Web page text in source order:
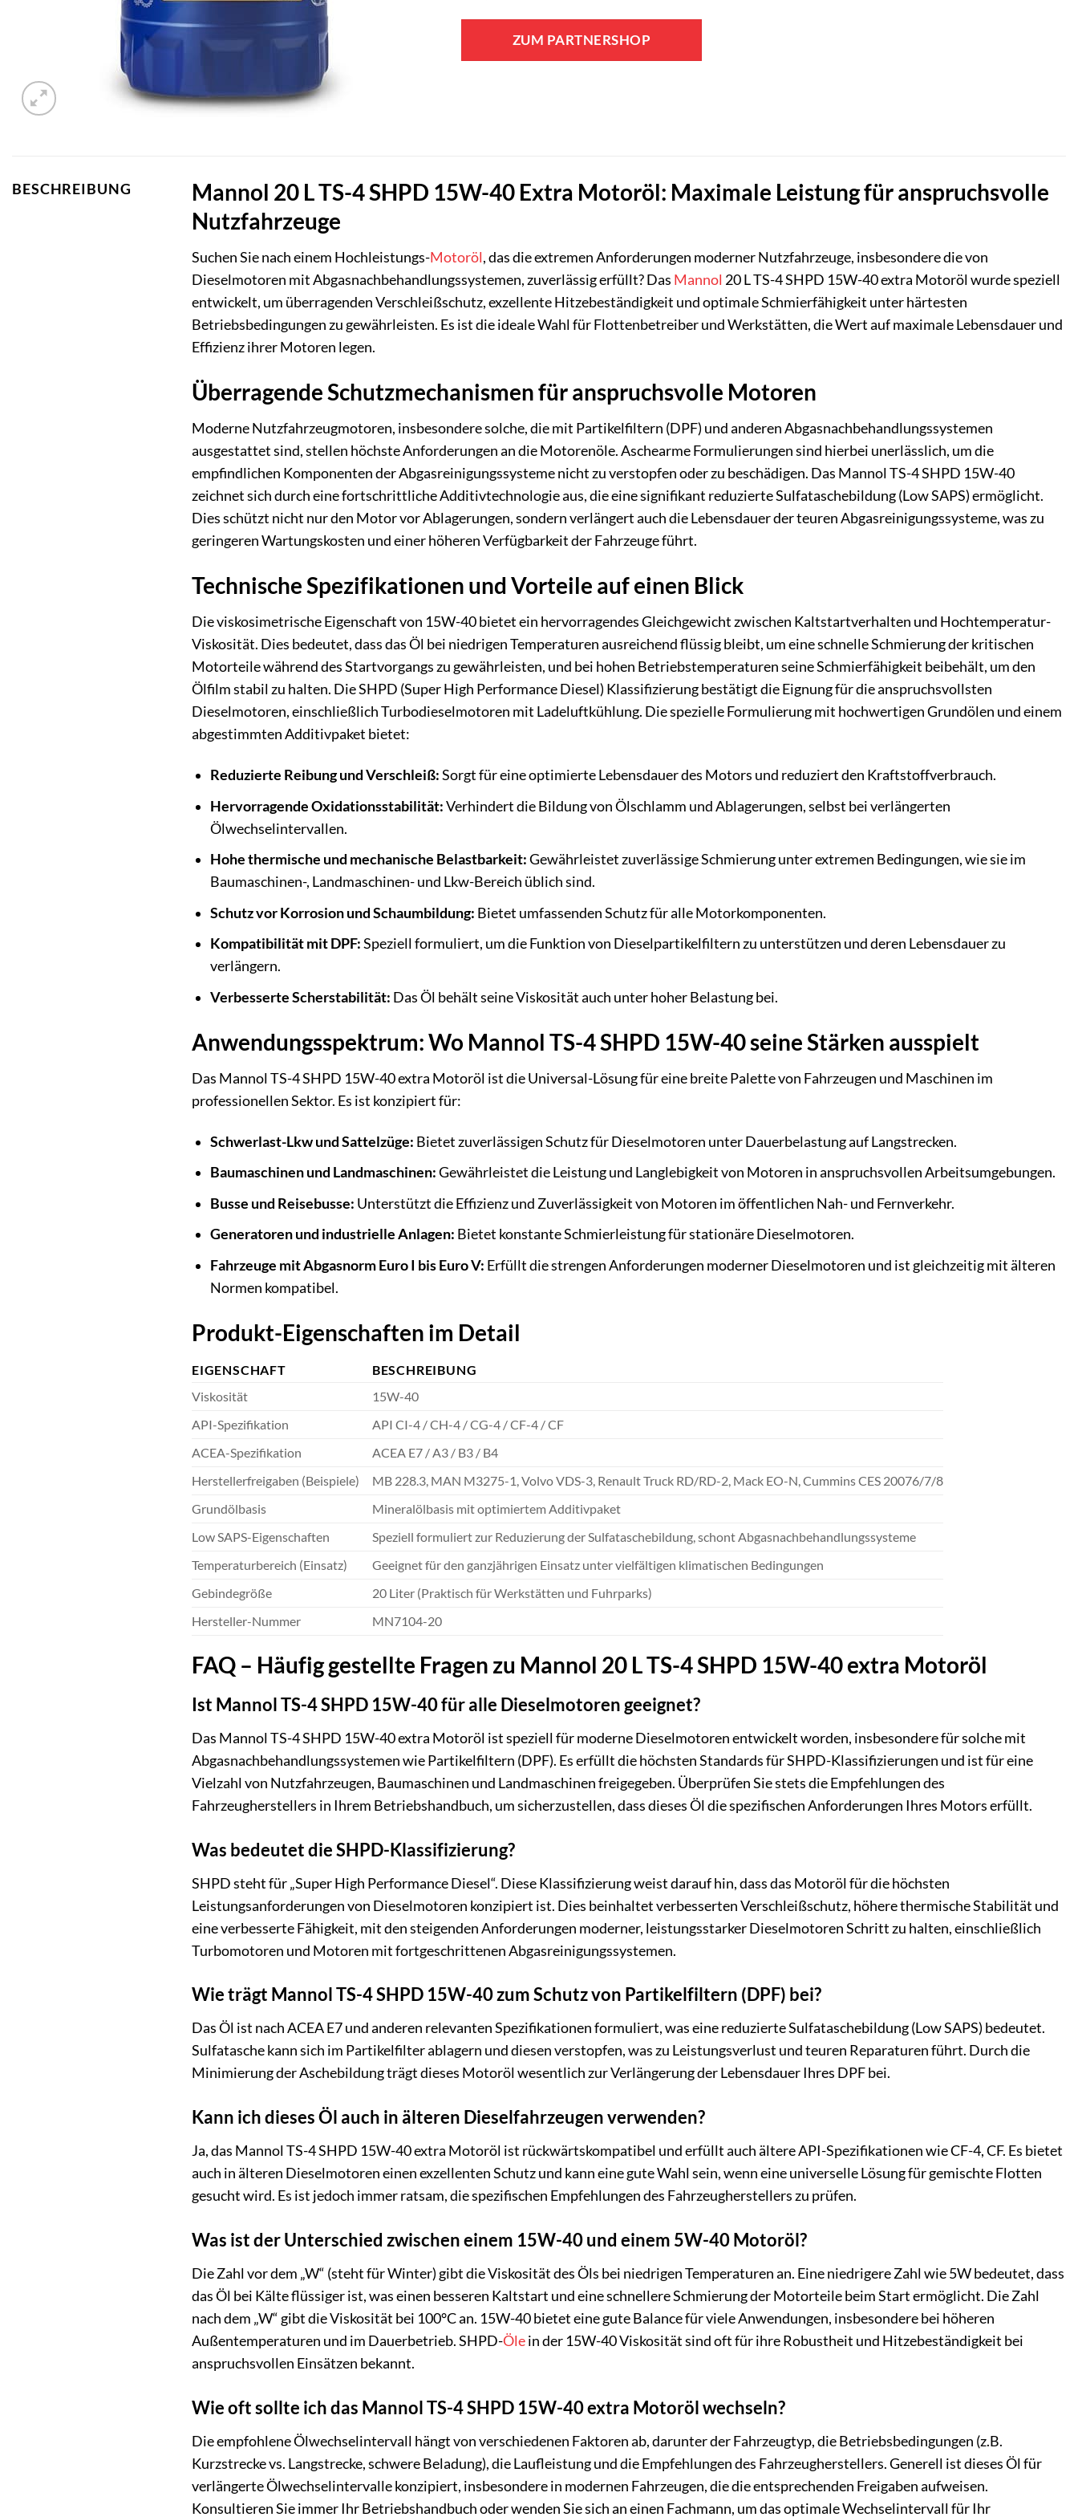
ZUM PARTNERSHOP
BESCHREIBUNG
Mannol 20 L TS-4 SHPD 15W-40 Extra Motoröl: Maximale Leistung für anspruchsvolle
Nutzfahrzeuge
Suchen Sie nach einem Hochleistungs-Motoröl, das die extremen Anforderungen moderner Nutzfahrzeuge, insbesondere die von
Dieselmotoren mit Abgasnachbehandlungssystemen, zuverlässig erfüllt? Das Mannol 20 L TS-4 SHPD 15W-40 extra Motoröl wurde speziell
entwickelt, um überragenden Verschleißschutz, exzellente Hitzebeständigkeit und optimale Schmierfähigkeit unter härtesten
Betriebsbedingungen zu gewährleisten. Es ist die ideale Wahl für Flottenbetreiber und Werkstätten, die Wert auf maximale Lebensdauer und
Effizienz ihrer Motoren legen.
Überragende Schutzmechanismen für anspruchsvolle Motoren
Moderne Nutzfahrzeugmotoren, insbesondere solche, die mit Partikelfiltern (DPF) und anderen Abgasnachbehandlungssystemen
ausgestattet sind, stellen höchste Anforderungen an die Motorenöle. Aschearme Formulierungen sind hierbei unerlässlich, um die
empfindlichen Komponenten der Abgasreinigungssysteme nicht zu verstopfen oder zu beschädigen. Das Mannol TS-4 SHPD 15W-40
zeichnet sich durch eine fortschrittliche Additivtechnologie aus, die eine signifikant reduzierte Sulfataschebildung (Low SAPS) ermöglicht.
Dies schützt nicht nur den Motor vor Ablagerungen, sondern verlängert auch die Lebensdauer der teuren Abgasreinigungssysteme, was zu
geringeren Wartungskosten und einer höheren Verfügbarkeit der Fahrzeuge führt.
Technische Spezifikationen und Vorteile auf einen Blick
Die viskosimetrische Eigenschaft von 15W-40 bietet ein hervorragendes Gleichgewicht zwischen Kaltstartverhalten und Hochtemperatur-
Viskosität. Dies bedeutet, dass das Öl bei niedrigen Temperaturen ausreichend flüssig bleibt, um eine schnelle Schmierung der kritischen
Motorteile während des Startvorgangs zu gewährleisten, und bei hohen Betriebstemperaturen seine Schmierfähigkeit beibehält, um den
Ölfilm stabil zu halten. Die SHPD (Super High Performance Diesel) Klassifizierung bestätigt die Eignung für die anspruchsvollsten
Dieselmotoren, einschließlich Turbodieselmotoren mit Ladeluftkühlung. Die spezielle Formulierung mit hochwertigen Grundölen und einem
abgestimmten Additivpaket bietet:
Reduzierte Reibung und Verschleiß:Sorgt für eine optimierte Lebensdauer des Motors und reduziert den Kraftstoffverbrauch.
Hervorragende Oxidationsstabilität:Verhindert die Bildung von Ölschlamm und Ablagerungen, selbst bei verlängerten
Ölwechselintervallen.
Hohe thermische und mechanische Belastbarkeit:Gewährleistet zuverlässige Schmierung unter extremen Bedingungen, wie sie im
Baumaschinen-, Landmaschinen- und Lkw-Bereich üblich sind.
Schutz vor Korrosion und Schaumbildung: Bietet umfassenden Schutz für alle Motorkomponenten.
Kompatibilität mit DPF:Speziell formuliert, um die Funktion von Dieselpartikelfiltern zu unterstützen und deren Lebensdauer zu
verlängern.
Verbesserte Scherstabilität: Das Öl behält seine Viskosität auch unter hoher Belastung bei.
Anwendungsspektrum: Wo Mannol TS-4 SHPD 15W-40 seine Stärken ausspielt
Das Mannol TS-4 SHPD 15W-40 extra Motoröl ist die Universal-Lösung für eine breite Palette von Fahrzeugen und Maschinen im
professionellen Sektor. Es ist konzipiert für:
Schwerlast-Lkw und Sattelzüge: Bietet zuverlässigen Schutz für Dieselmotoren unter Dauerbelastung auf Langstrecken.
Baumaschinen und Landmaschinen:Gewährleistet die Leistung und Langlebigkeit von Motoren in anspruchsvollen Arbeitsumgebungen.
Busse und Reisebusse: Unterstützt die Effizienz und Zuverlässigkeit von Motoren im öffentlichen Nah- und Fernverkehr.
Generatoren und industrielle Anlagen: Bietet konstante Schmierleistung für stationäre Dieselmotoren.
Fahrzeuge mit Abgasnorm Euro I bis Euro V: Erfüllt die strengen Anforderungen moderner Dieselmotoren und ist gleichzeitig mit älteren
Normen kompatibel.
Produkt-Eigenschaften im Detail
EIGENSCHAFT
BESCHREIBUNG
Viskosität
15W-40
API-Spezifikation
API CI-4 / CH-4 / CG-4 / CF-4 / CF
ACEA-Spezifikation
ACEA E7 / A3 / B3 / B4
Herstellerfreigaben (Beispiele)
MB 228.3, MAN M3275-1, Volvo VDS-3, Renault Truck RD/RD-2, Mack EO-N, Cummins CES 20076/7/8
Grundölbasis
Mineralölbasis mit optimiertem Additivpaket
Low SAPS-Eigenschaften
Speziell formuliert zur Reduzierung der Sulfataschebildung, schont Abgasnachbehandlungssysteme
Temperaturbereich (Einsatz)
Geeignet für den ganzjährigen Einsatz unter vielfältigen klimatischen Bedingungen
Gebindegröße
20 Liter (Praktisch für Werkstätten und Fuhrparks)
Hersteller-Nummer
MN7104-20
FAQ – Häufig gestellte Fragen zu Mannol 20 L TS-4 SHPD 15W-40 extra Motoröl
Ist Mannol TS-4 SHPD 15W-40 für alle Dieselmotoren geeignet?
Das Mannol TS-4 SHPD 15W-40 extra Motoröl ist speziell für moderne Dieselmotoren entwickelt worden, insbesondere für solche mit
Abgasnachbehandlungssystemen wie Partikelfiltern (DPF). Es erfüllt die höchsten Standards für SHPD-Klassifizierungen und ist für eine
Vielzahl von Nutzfahrzeugen, Baumaschinen und Landmaschinen freigegeben. Überprüfen Sie stets die Empfehlungen des
Fahrzeugherstellers in Ihrem Betriebshandbuch, um sicherzustellen, dass dieses Öl die spezifischen Anforderungen Ihres Motors erfüllt.
Was bedeutet die SHPD-Klassifizierung?
SHPD steht für „Super High Performance Diesel“. Diese Klassifizierung weist darauf hin, dass das Motoröl für die höchsten
Leistungsanforderungen von Dieselmotoren konzipiert ist. Dies beinhaltet verbesserten Verschleißschutz, höhere thermische Stabilität und
eine verbesserte Fähigkeit, mit den steigenden Anforderungen moderner, leistungsstarker Dieselmotoren Schritt zu halten, einschließlich
Turbomotoren und Motoren mit fortgeschrittenen Abgasreinigungssystemen.
Wie trägt Mannol TS-4 SHPD 15W-40 zum Schutz von Partikelfiltern (DPF) bei?
Das Öl ist nach ACEA E7 und anderen relevanten Spezifikationen formuliert, was eine reduzierte Sulfataschebildung (Low SAPS) bedeutet.
Sulfatasche kann sich im Partikelfilter ablagern und diesen verstopfen, was zu Leistungsverlust und teuren Reparaturen führt. Durch die
Minimierung der Aschebildung trägt dieses Motoröl wesentlich zur Verlängerung der Lebensdauer Ihres DPF bei.
Kann ich dieses Öl auch in älteren Dieselfahrzeugen verwenden?
Ja, das Mannol TS-4 SHPD 15W-40 extra Motoröl ist rückwärtskompatibel und erfüllt auch ältere API-Spezifikationen wie CF-4, CF. Es bietet
auch in älteren Dieselmotoren einen exzellenten Schutz und kann eine gute Wahl sein, wenn eine universelle Lösung für gemischte Flotten
gesucht wird. Es ist jedoch immer ratsam, die spezifischen Empfehlungen des Fahrzeugherstellers zu prüfen.
Was ist der Unterschied zwischen einem 15W-40 und einem 5W-40 Motoröl?
Die Zahl vor dem „W“ (steht für Winter) gibt die Viskosität des Öls bei niedrigen Temperaturen an. Eine niedrigere Zahl wie 5W bedeutet, dass
das Öl bei Kälte flüssiger ist, was einen besseren Kaltstart und eine schnellere Schmierung der Motorteile beim Start ermöglicht. Die Zahl
nach dem „W“ gibt die Viskosität bei 100°C an. 15W-40 bietet eine gute Balance für viele Anwendungen, insbesondere bei höheren
Außentemperaturen und im Dauerbetrieb. SHPD-Ölein der 15W-40 Viskosität sind oft für ihre Robustheit und Hitzebeständigkeit bei
anspruchsvollen Einsätzen bekannt.
Wie oft sollte ich das Mannol TS-4 SHPD 15W-40 extra Motoröl wechseln?
Die empfohlene Ölwechselintervall hängt von verschiedenen Faktoren ab, darunter der Fahrzeugtyp, die Betriebsbedingungen (z.B.
Kurzstrecke vs. Langstrecke, schwere Beladung), die Laufleistung und die Empfehlungen des Fahrzeugherstellers. Generell ist dieses Öl für
verlängerte Ölwechselintervalle konzipiert, insbesondere in modernen Fahrzeugen, die die entsprechenden Freigaben aufweisen.
Konsultieren Sie immer Ihr Betriebshandbuch oder wenden Sie sich an einen Fachmann, um das optimale Wechselintervall für Ihr